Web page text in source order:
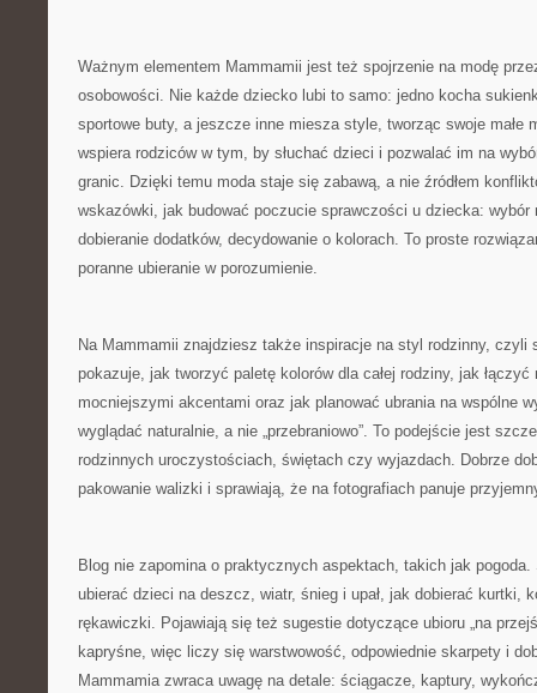
Ważnym elementem Mammamii jest też spojrzenie na modę
osobowości. Nie każde dziecko lubi to samo: jedno kocha
sportowe buty, a jeszcze inne miesza style, tworząc swoje małe
wspiera rodziców w tym, by słuchać dzieci i pozwalać im na
granic. Dzięki temu moda staje się zabawą, a nie źródłem
wskazówki, jak budować poczucie sprawczości u dziecka: wybór
dobieranie dodatków, decydowanie o kolorach. To proste
poranne ubieranie w porozumienie.
Na Mammamii znajdziesz także inspiracje na styl rodzinny, czyli
pokazuje, jak tworzyć paletę kolorów dla całej rodziny, jak łączyć
mocniejszymi akcentami oraz jak planować ubrania na wspólne
wyglądać naturalnie, a nie „przebraniowo”. To podejście jest
rodzinnych uroczystościach, świętach czy wyjazdach. Dobrze
pakowanie walizki i sprawiają, że na fotografiach panuje
Blog nie zapomina o praktycznych aspektach, takich jak
ubierać dzieci na deszcz, wiatr, śnieg i upał, jak dobierać kurtki,
rękawiczki. Pojawiają się też sugestie dotyczące ubioru „na
kapryśne, więc liczy się warstwowość, odpowiednie skarpety i
Mammamia zwraca uwagę na detale: ściągacze, kaptury,